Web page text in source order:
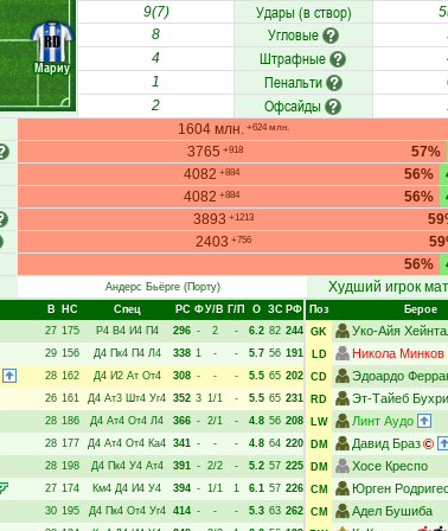
Мариу
RD
9(7)
Удары (в створ)
8
Угловые
4
Штрафные
1
Пенальти
2
Офсайды
1604 млн. +624 млн.
3765 +918 57%
4082 +884 56%
4082 +884 56%
3893 +1213
2403 +756
56%
Андерс Бьёрге(Порту) Худший игрок
В НC Спец РC ФУ/В Г/П О ЗС РФ
27 175 Р4 В4 И4 П4 296 - 2 - 6.2 82 244
29 156 Д4 Пк4 П4 Л4 338 1 - - 5.7 56 191
28 162 Д4 И2 Ат От4 308 - - - 5.5 65 202
26 161 Д4 Ат3 Шт4 Уг4 352 3 1/1 - 5.5 65 231
28 186 Д4 Ат4 От4 Л4 366 - 2/1 - 4.8 56 208
28 177 Д4 Ат4 От4 Ка4 341 - - - 4.8 64 220
28 198 Д4 Пк4 У4 Ат4 391 - 2/2 - 5.2 57 225
27 174 Км4 Д4 И4 У4 394 - 1/1 1 6.1 57 226
30 195 Д4 Пк4 От4 Уг4 414 - - - 5.3 63 262
Поз Берое
GK
Уко-Айя
LD
Никола Минков
CD
Эдоардо
RD
Эт-Тайеб
LW
Линт Аудо
DM
Давид Браз
DM
Хосе Креспо
CM
Юрген Родригес
CM
Адел Бушиба